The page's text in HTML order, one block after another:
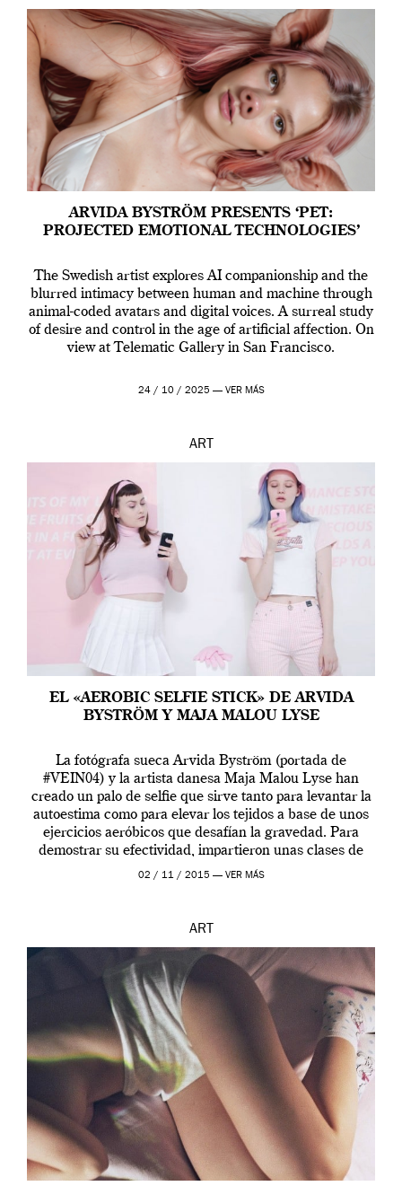
ARVIDA BYSTRÖM PRESENTS ‘PET:
PROJECTED EMOTIONAL TECHNOLOGIES’
The Swedish artist explores AI companionship and the
blurred intimacy between human and machine through
animal-coded avatars and digital voices. A surreal study
of desire and control in the age of artificial affection. On
view at Telematic Gallery in San Francisco.
24 / 10 / 2025 — VER MÁS
ART
EL «AEROBIC SELFIE STICK» DE ARVIDA
BYSTRÖM Y MAJA MALOU LYSE
La fotógrafa sueca Arvida Byström (portada de
#VEIN04) y la artista danesa Maja Malou Lyse han
creado un palo de selfie que sirve tanto para levantar la
autoestima como para elevar los tejidos a base de unos
ejercicios aeróbicos que desafían la gravedad. Para
demostrar su efectividad, impartieron unas clases de
prueba en el Tate […]
02 / 11 / 2015 — VER MÁS
ART